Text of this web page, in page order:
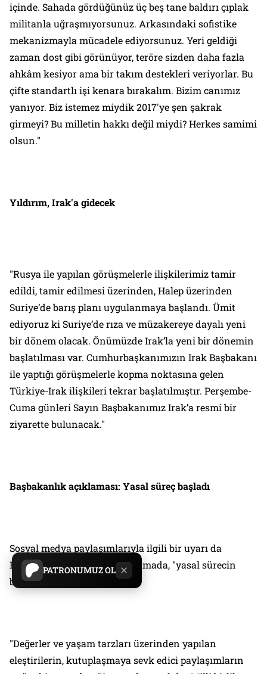
PATRONUMUZ OL
içinde. Sahada gördüğünüz üç beş tane baldırı çıplak
militanla uğraşmıyorsunuz. Arkasındaki sofistike
mekanizmayla mücadele ediyorsunuz. Yeri geldiği
zaman dost gibi görünüyor, teröre sizden daha fazla
ahkâm kesiyor ama bir takım destekleri veriyorlar. Bu
çifte standartlı işi kenara bırakalım. Bizim canımız
yanıyor. Biz istemez miydik 2017'ye şen şakrak
girmeyi? Bu milletin hakkı değil miydi? Herkes samimi
olsun."
Yıldırım, Irak'a gidecek
"Rusya ile yapılan görüşmelerle ilişkilerimiz tamir
edildi, tamir edilmesi üzerinden, Halep üzerinden
Suriye’de barış planı uygulanmaya başlandı. Ümit
ediyoruz ki Suriye’de rıza ve müzakereye dayalı yeni
bir dönem olacak. Önümüzde Irak’la yeni bir dönemin
başlatılması var. Cumhurbaşkanımızın Irak Başbakanı
ile yaptığı görüşmelerle kopma noktasına gelen
Türkiye-Irak ilişkileri tekrar başlatılmıştır. Perşembe-
Cuma günleri Sayın Başbakanımız Irak’a resmi bir
ziyarette bulunacak."
Başbakanlık açıklaması: Yasal süreç başladı
Sosyal medya paylaşımlarıyla ilgili bir uyarı da
Başbakanlık'tan geldi. Açıklamada, "yasal sürecin
başlatıldığı" vurgulandı:
"Değerler ve yaşam tarzları üzerinden yapılan
eleştirilerin, kutuplaşmaya sevk edici paylaşımların